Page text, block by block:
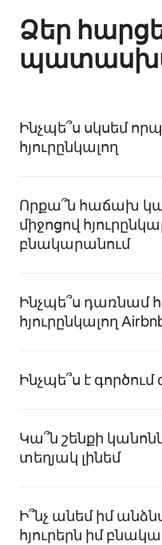
Ձեր
Ինչպե՞ս սկսեմ
հյուրընկալող
Որքա՞ն հաճախ
միջոցով
բնակարանում
Ինչպե՞ս դառնամ
հյուրընկալող
Ինչպե՞ս է գործում
Կա՞ն շենքի
տեղյակ լինեմ
Ի՞նչ անեմ իմ
հյուրերն իմ